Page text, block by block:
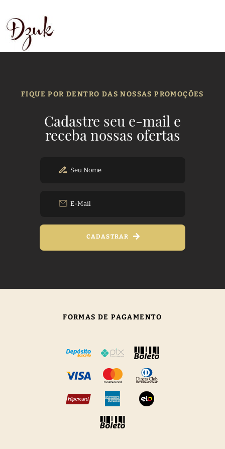
FIQUE POR DENTRO DAS NOSSAS PROMOÇÕES
Cadastre seu e-mail e
receba nossas ofertas
CADASTRAR
FORMAS DE PAGAMENTO